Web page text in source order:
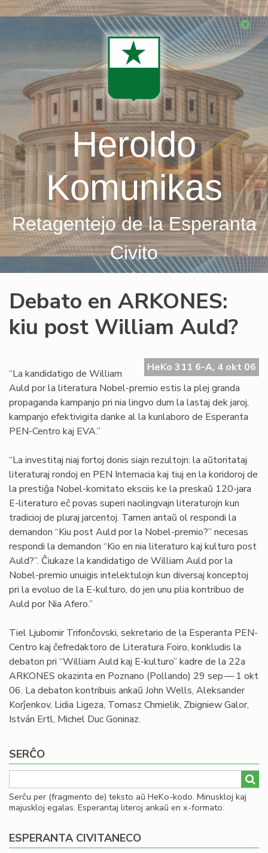
Skip
Heroldo
Komunikas
Retagentejo de la Esperanta
Civito
Debato en ARKONES:
kiu post William Auld?
HeKo 311 6-A, 4 okt 06
“La kandidatigo de William
Auld por la literatura Nobel-premio estis la plej granda
propaganda kampanjo pri nia lingvo dum la lastaj dek jaroj,
kampanjo efektivigita danke al la kunlaboro de Esperanta
PEN-Centro kaj EVA.”
“La investitaj niaj fortoj donis siajn rezultojn: la aŭtoritataj
literaturaj rondoj en PEN Internacia kaj tiuj en la koridoroj de
la prestiĝa Nobel-komitato eksciis ke la preskaŭ 120-jara
E-literaturo eĉ povas superi nacilingvajn literaturojn kun
tradicioj de pluraj jarcentoj. Tamen antaŭ ol respondi la
demandon “Kiu post Auld por la Nobel-premio?” necesas
respondi la demandon “Kio en nia literaturo kaj kulturo post
Auld?”. Ĉiukaze la kandidatigo de William Auld por la
Nobel-premio unuigis intelektulojn kun diversaj konceptoj
pri la evoluo de la E-kulturo, do jen unu plia kontribuo de
Auld por Nia Afero.”
Tiel Ljubomir Trifonĉovski, sekretario de la Esperanta PEN-
Centro kaj ĉefredaktoro de Literatura Foiro, konkludis la
debaton pri “William Auld kaj E-kulturo” kadre de la 22a
ARKONES okazinta en Poznano (Pollando) 29 sep — 1 okt
06. La debaton kontribuis ankaŭ John Wells, Aleksander
Korĵenkov, Lidia Ligeza, Tomasz Chmielik, Zbigniew Galor,
István Ertl, Michel Duc Goninaz.
SERĈO
Serĉu per (fragmento de) teksto aŭ HeKo-kodo. Minuskloj kaj
majuskloj egalas. Esperantaj literoj ankaŭ en x-formato.
ESPERANTA CIVITANECO